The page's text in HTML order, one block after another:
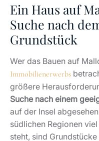
Ein Haus auf
Suche nach
Grundstück
Wer das Bauen auf
Immobilienerwerbs
größere
Suche nach einem
auf der Insel
südlichen Regionen
steht, sind